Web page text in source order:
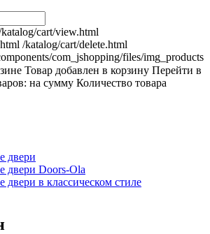
cart/view.html
/katalog/cart/delete.html
com_jshopping/files/img_products
Товар добавлен в корзину Перейти в
на сумму Количество товара
двери
двери Doors-Ola
в классическом стиле